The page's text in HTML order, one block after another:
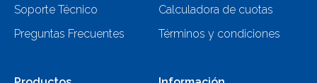
Soporte Técnico
Preguntas Frecuentes
Calculadora de cuotas
Términos y condiciones